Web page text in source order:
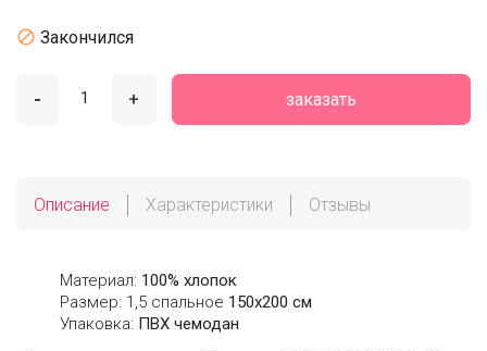
 Закончился
- + заказать
Описание Характеристики Отзывы
Материал: 100% хлопок
Размер: 1,5 спальное 150х200 см
Упаковка: ПВХ чемодан